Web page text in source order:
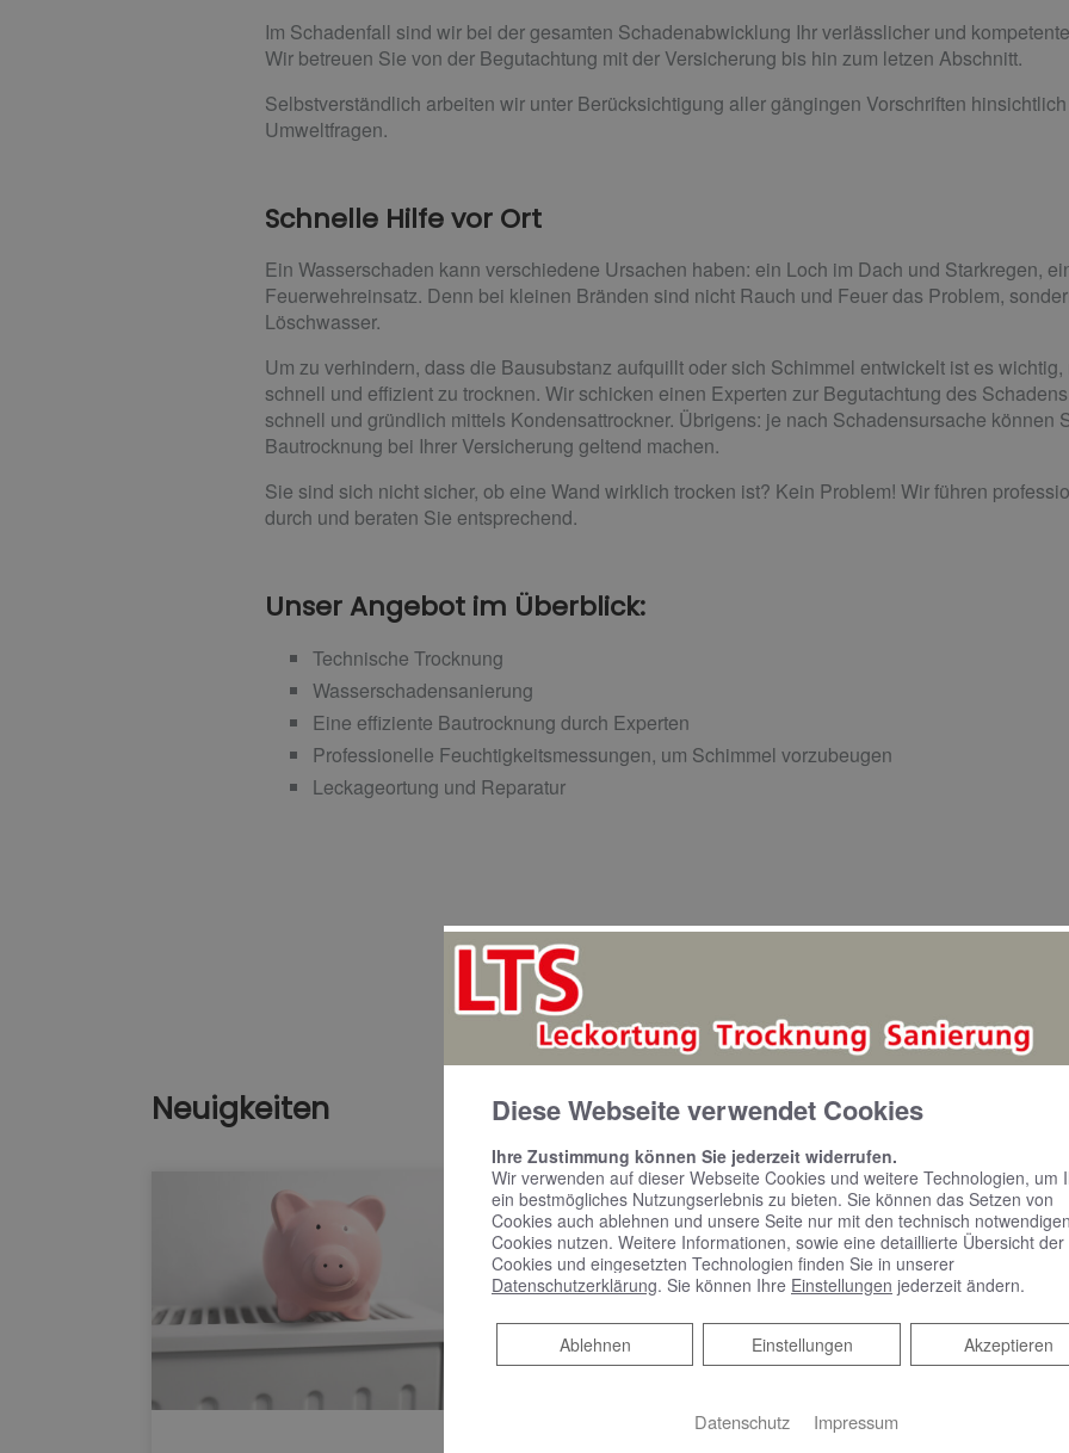
Im Schadenfall sind wir bei der gesamten Schadenabwicklung Ihr verlässlicher und
Wir betreuen Sie von der Begutachtung mit der Versicherung bis hin zum letzen Abschnitt.
Selbstverständlich arbeiten wir unter Berücksichtigung aller gängingen Vorschriften
Umweltfragen.
Schnelle Hilfe vor Ort
Ein Wasserschaden kann verschiedene Ursachen haben: ein Loch im Dach und Starkregen,
Feuerwehreinsatz. Denn bei kleinen Bränden sind nicht Rauch und Feuer das Problem,
Löschwasser.
Um zu verhindern, dass die Bausubstanz aufquillt oder sich Schimmel entwickelt ist es
schnell und effizient zu trocknen. Wir schicken einen Experten zur Begutachtung des
schnell und gründlich mittels Kondensattrockner. Übrigens: je nach Schadensursache können
Bautrocknung bei Ihrer Versicherung geltend machen.
Sie sind sich nicht sicher, ob eine Wand wirklich trocken ist? Kein Problem! Wir führen
durch und beraten Sie entsprechend.
Unser Angebot im Überblick:
Technische Trocknung
Wasserschadensanierung
Eine effiziente Bautrocknung durch Experten
Professionelle Feuchtigkeitsmessungen, um Schimmel vorzubeugen
Leckageortung und Reparatur
Neuigkeiten Diese Webseite verwendet Cookies
Ihre Zustimmung können Sie jederzeit widerrufen.
Wir verwenden auf dieser Webseite Cookies und weitere Technologien, um
ein bestmögliches Nutzungserlebnis zu bieten. Sie können das Setzen von
Cookies auch ablehnen und unsere Seite nur mit den technisch notwendigen
Cookies nutzen. Weitere Informationen, sowie eine detaillierte Übersicht der
Cookies und eingesetzten Technologien finden Sie in unserer
Datenschutzerklärung. Sie können Ihre Einstellungen jederzeit ändern.
Akzeptieren
Einstellungen
Ablehnen
Ablehnen
Datenschutz Impressum